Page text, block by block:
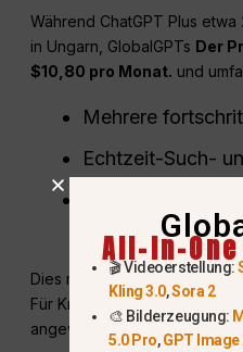
Während ChatGPT Plus etwa
in Ungarn, GlobalGPTs Der
$10,80 pro Monat. und
Mehrere
Echtzeit-Such-
Verbesserte
und Produktivität
Dies macht GlobalGPT zu
Für Kreative, Fachleute und
angewiesen sind.
All-In-
🎬 Videoerstellung:
Kling 3.0,Sora 2
🎨 Bilderzeugung:
5.0 Pro,GPT Image